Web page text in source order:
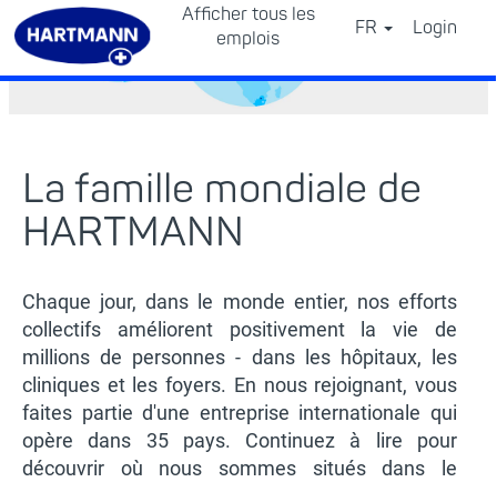
Afficher tous les
emplois
FR Login
La famille mondiale de
HARTMANN
Chaque jour, dans le monde entier, nos efforts
collectifs améliorent positivement la vie de
millions de personnes - dans les hôpitaux, les
cliniques et les foyers. En nous rejoignant, vous
faites partie d'une entreprise internationale qui
opère dans 35 pays. Continuez à lire pour
découvrir où nous sommes situés dans le